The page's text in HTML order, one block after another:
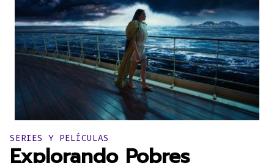
Publicado en:
SERIES Y PELÍCULAS
Explorando Pobres